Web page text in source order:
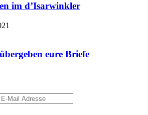
im d’Isarwinkler
eure Briefe